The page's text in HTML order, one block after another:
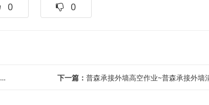
0 0
下一篇： 普森承接外墙高空作业~普森承接外墙